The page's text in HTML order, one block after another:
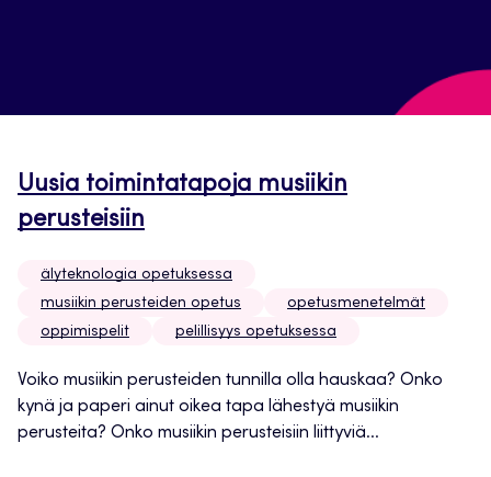
Uusia toimintatapoja musiikin
perusteisiin
älyteknologia opetuksessa
musiikin perusteiden opetus
opetusmenetelmät
oppimispelit
pelillisyys opetuksessa
Voiko musiikin perusteiden tunnilla olla hauskaa? Onko
kynä ja paperi ainut oikea tapa lähestyä musiikin
perusteita? Onko musiikin perusteisiin liittyviä...